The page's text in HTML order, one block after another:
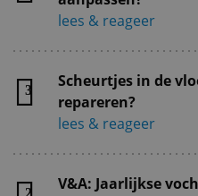
lees & reageer
3
Scheurtjes in de
repareren?
lees & reageer
V&A: Jaarlijkse